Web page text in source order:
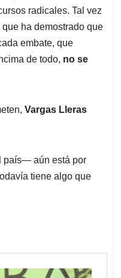
radicales. Tal vez
ha demostrado que
embate, que
de todo, no se
Vargas Lleras
país— aún está por
tiene algo que